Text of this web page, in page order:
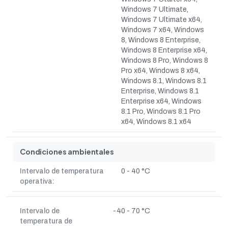
Windows 7 Ultimate,
Windows 7 Ultimate x64,
Windows 7 x64, Windows
8, Windows 8 Enterprise,
Windows 8 Enterprise x64,
Windows 8 Pro, Windows 8
Pro x64, Windows 8 x64,
Windows 8.1, Windows 8.1
Enterprise, Windows 8.1
Enterprise x64, Windows
8.1 Pro, Windows 8.1 Pro
x64, Windows 8.1 x64
Condiciones ambientales
Intervalo de temperatura
operativa:
0 - 40 °C
Intervalo de
temperatura de
-40 - 70 °C